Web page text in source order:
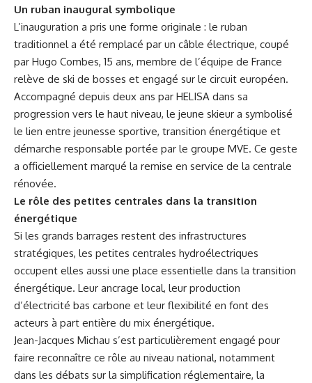
Un ruban inaugural symbolique
L’inauguration a pris une forme originale : le ruban
traditionnel a été remplacé par un câble électrique, coupé
par Hugo Combes, 15 ans, membre de l’équipe de France
relève de ski de bosses et engagé sur le circuit européen.
Accompagné depuis deux ans par HELISA dans sa
progression vers le haut niveau, le jeune skieur a symbolisé
le lien entre jeunesse sportive, transition énergétique et
démarche responsable portée par le groupe MVE. Ce geste
a officiellement marqué la remise en service de la centrale
rénovée.
Le rôle des petites centrales dans la transition
énergétique
Si les grands barrages restent des infrastructures
stratégiques, les petites centrales hydroélectriques
occupent elles aussi une place essentielle dans la transition
énergétique. Leur ancrage local, leur production
d’électricité bas carbone et leur flexibilité en font des
acteurs à part entière du mix énergétique.
Jean-Jacques Michau s’est particulièrement engagé pour
faire reconnaître ce rôle au niveau national, notamment
dans les débats sur la simplification réglementaire, la